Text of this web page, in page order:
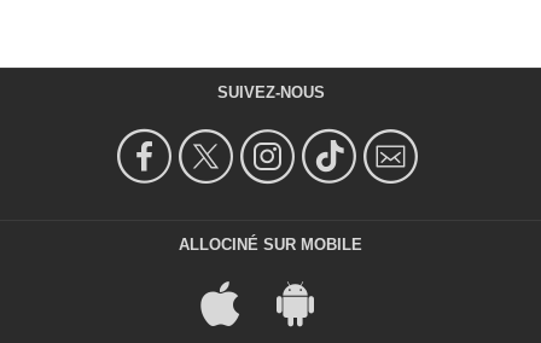
SUIVEZ-NOUS
ALLOCINÉ SUR MOBILE